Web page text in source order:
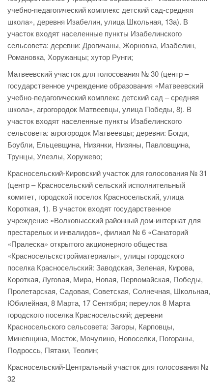
учебно-педагогический комплекс детский сад-средняя
школа», деревня Изабелин, улица Школьная, 13а). В
участок входят населенные пункты Изабелинского
сельсовета: деревни: Дрогичаны, Жорновка, Изабелин,
Романовка, Хоружанцы; хутор Рунги;
Матвеевский участок для голосования № 30 (центр –
государственное учреждение образования «Матвеевский
учебно-педагогический комплекс детский сад – средняя
школа», агрогородок Матвеевцы, улица Победы, 8). В
участок входят населенные пункты Изабелинского
сельсовета: агрогородок Матвеевцы; деревни: Богди,
Боубли, Ельцевщина, Низянки, Низяны, Павловщина,
Трунцы, Улезлы, Хоружево;
Красносельский-Кировский участок для голосования № 31
(центр – Красносельский сельский исполнительный
комитет, городской поселок Красносельский, улица
Короткая, 1). В участок входят государственное
учреждение «Волковысский районный дом-интернат для
престарелых и инвалидов», филиал № 6 «Санаторий
«Пралеска» открытого акционерного общества
«Красносельскстройматериалы», улицы городского
поселка Красносельский: Заводская, Зеленая, Кирова,
Короткая, Луговая, Мира, Новая, Первомайская, Победы,
Пролетарская, Садовая, Советская, Солнечная, Школьная,
Юбилейная, 8 Марта, 17 Сентября; переулок 8 Марта
городского поселка Красносельский; деревни
Красносельского сельсовета: Загоры, Карповцы,
Миневщина, Мосток, Мочулино, Новоселки, Погораны,
Подроссь, Пятаки, Теолин;
Красносельский-Центральный участок для голосования №
32